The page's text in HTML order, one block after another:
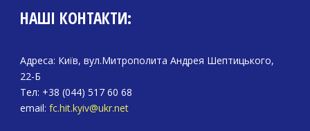
НАШІ КОНТАКТИ:
Адреса: Київ, вул.Митрополита Андрея Шептицького,
22-Б
Тел: +38 (044) 517 60 68
email: fc.hit.kyiv@ukr.net